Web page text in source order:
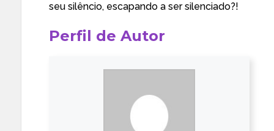
seu silêncio, escapando a ser silenciado?!
Perfil de Autor